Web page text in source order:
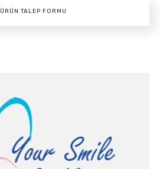
ÜRÜN TALEP FORMU